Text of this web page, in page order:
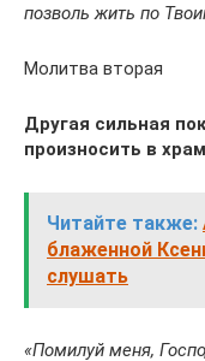
позволь жить по
Молитва вторая
Другая сильная
произносить в
Читайте также:
блаженной
слушать
«Помилуй меня,